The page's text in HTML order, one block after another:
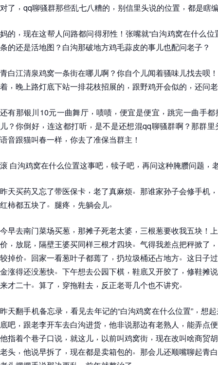
对了 ， qq聊骚群那些乱七八糟的 ， 别信里头说的位置 ， 都是瞎
妈的 ， 现在这帮人问路都问得邪性 ！ 张嘴就“白沟鸡窝在什么位
条的还是活地图 ？ 白沟那破地方鸡毛蒜皮的事儿也配问老子 ？
青白江清泉鸡窝一条街在哪儿啊？你自个儿闻着骚味儿找去呗 ！
着 ， 晚上路灯底下站一排花枝招展的 ， 跟野鸡开会似的 ， 还问
还有那银川10元一曲舞厅 ， 啧啧 ， 便宜是便宜 ， 跳完一曲手
儿？你倒好 ， 连这都打听 ， 是不是还想混qq聊骚群啊？那群里
语音跟猫叫春一样 ， 你去了准保当群主 ！
滚 白沟鸡窝在什么位置这事吧 ， 犊子吧 ， 再问这种腌臜问题 ，
昨天买药又忘了带医保卡 ， 老了真麻烦。 那谁家孙子会修手机 ，
红柿都五块了。 腿疼 ， 先躺会儿。
今早去南门菜场买葱 ， 那摊子死老太婆 ， 三根葱要收我五块 ！
价 ， 放屁 ， 隔壁王婆买同样三根才四块。 气得我差点把秤掀了 ，
较掉价。 回家一看葱叶子都蔫了 ， 扔垃圾桶还占地方。 这日子
金涨得还没葱快。 下午想去公园下棋 ， 鞋底又开胶了 ， 修鞋摊
来才二十。 算了 ， 穿拖鞋去 ， 反正老哥几个也不讲究。
昨天翻手机备忘录 ， 看见去年记的“白沟鸡窝在什么位置” ， 想
底吧 ， 跟老李开车去白沟进货 ， 他非说那边有老熟人 ， 能弄点
他指着个巷子口说 ， 就这儿 ， 以前叫鸡窝街 ， 现在改叫啥商贸
老头 ， 他说早拆了 ， 现在都是卖箱包的。 那会儿还顺嘴聊起青